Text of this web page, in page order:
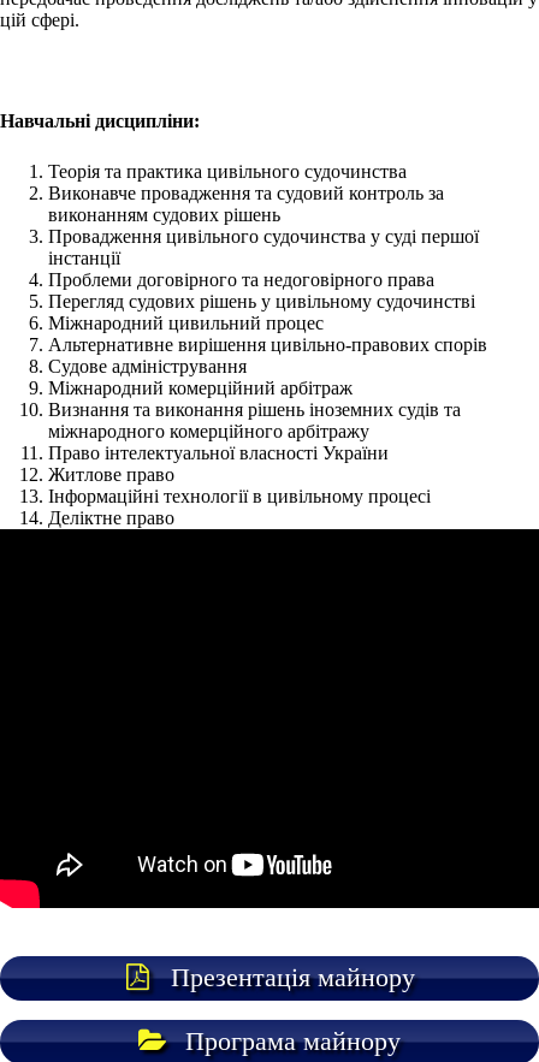
цій сфері.
Навчальні дисципліни:
Теорія та практика цивільного судочинства
Виконавче провадження та судовий контроль за
виконанням судових рішень
Провадження цивільного судочинства у суді першої
інстанції
Проблеми договірного та недоговірного права
Перегляд судових рішень у цивільному судочинстві
Міжнародний цивильний процес
Альтернативне вирішення цивільно-правових спорів
Судове адміністрування
Міжнародний комерційний арбітраж
Визнання та виконання рішень іноземних судів та
міжнародного комерційного арбітражу
Право інтелектуальної власності України
Житлове право
Інформаційні технології в цивільному процесі
Деліктне право
Презентація майнору
Програма майнору